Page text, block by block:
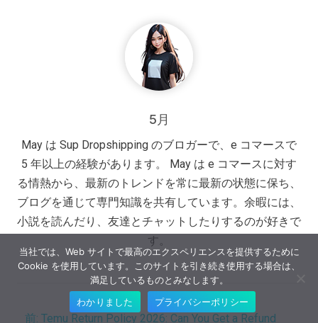
5月
May は Sup Dropshipping のブロガーで、e コマースで
5 年以上の経験があります。 May は e コマースに対す
る情熱から、最新のトレンドを常に最新の状態に保ち、
ブログを通じて専門知識を共有しています。余暇には、
小説を読んだり、友達とチャットしたりするのが好きで
す。
前: Temu Return Policy 2026: Can You Get a Refund
当社では、Web サイトで最高のエクスペリエンスを提供するために
Cookie を使用しています。このサイトを引き続き使用する場合は、
満足しているものとみなします。
わかりました
プライバシーポリシー